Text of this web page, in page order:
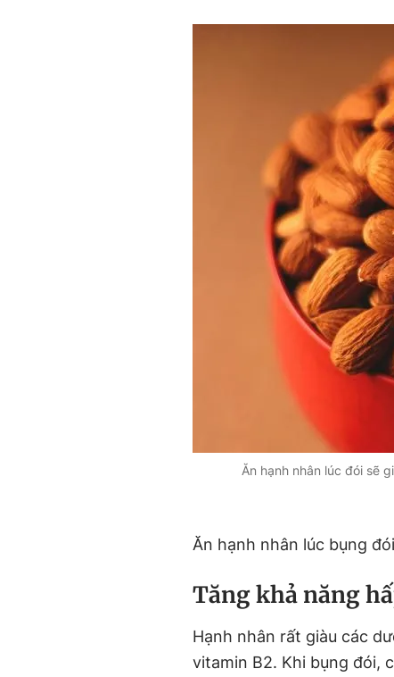
Ăn hạnh nhân lúc đói sẽ
Ăn hạnh nhân lúc bụng
Tăng khả năng
Hạnh nhân rất giàu các
vitamin B2. Khi bụng đói,